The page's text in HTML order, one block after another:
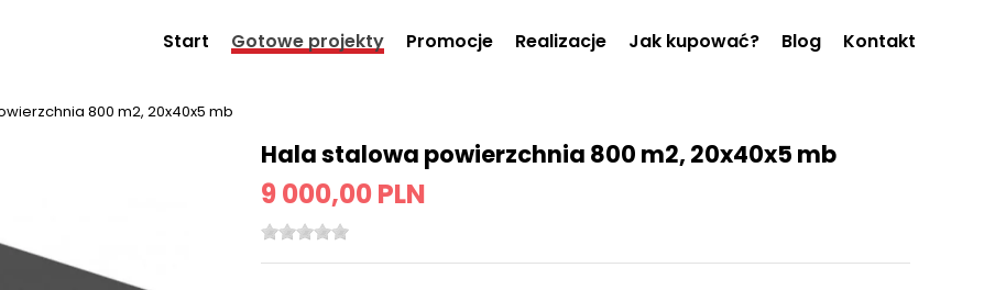
Start Gotowe projekty Promocje Realizacje Jak kupować? Blog Kontakt
800 m2, 20x40x5 mb
Hala stalowa powierzchnia 800 m2, 20x40x5 mb
9 000,00 PLN